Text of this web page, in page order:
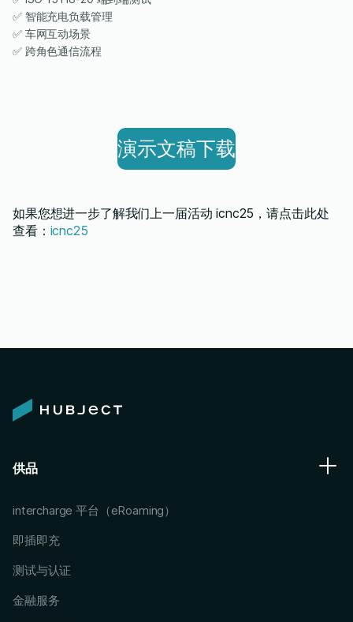
✅ 智能充电负载管理
✅ 车网互动场景
✅ 跨角色通信流程
演示文稿下载
如果您想进一步了解我们上一届活动 icnc25，请点击此处
查看： icnc25
供品
intercharge 平台（eRoaming）
即插即充
测试与认证
金融服务